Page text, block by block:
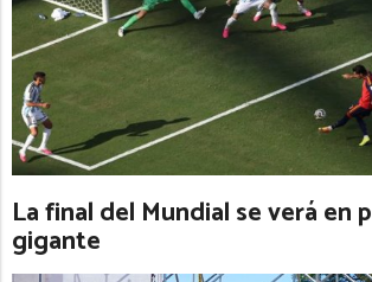
La final del Mundial se verá en
gigante